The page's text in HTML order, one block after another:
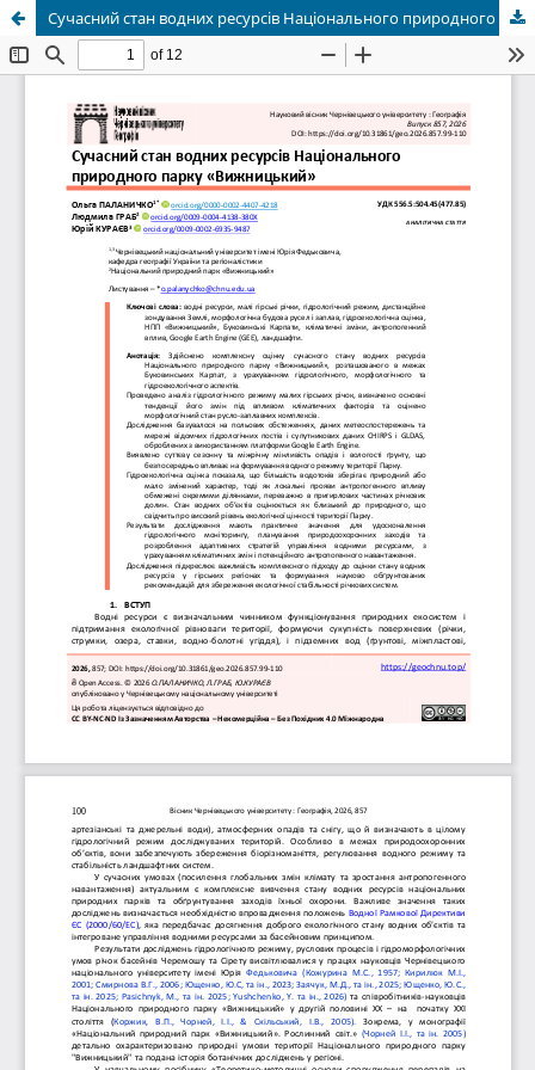
Сучасний стан водних ресурсів Національного природного парку «Вижницький»